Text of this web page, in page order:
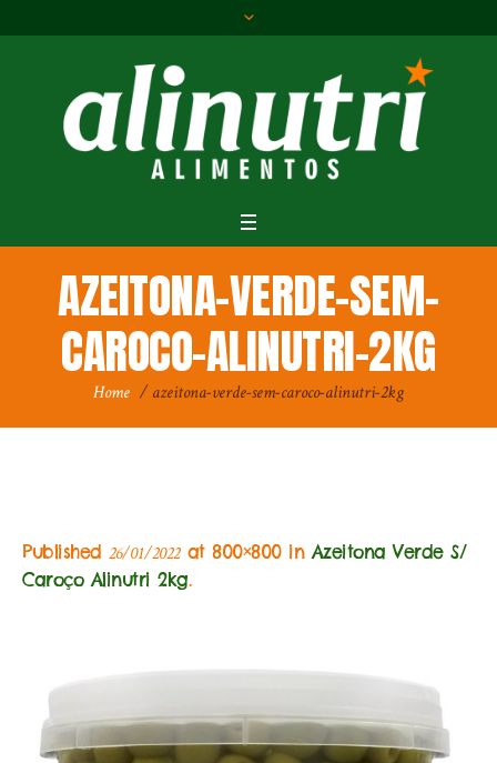
AZEITONA-VERDE-SEM-
CAROCO-ALINUTRI-2KG
Home /azeitona-verde-sem-caroco-alinutri-2kg
Published 26/01/2022at 800×800 in Azeitona Verde S/
Caroço Alinutri 2kg.